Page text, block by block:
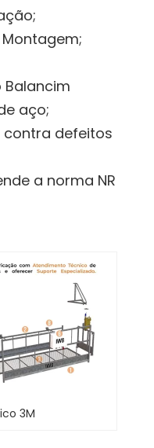
Balancim
aço;
defeitos
a norma NR
3M